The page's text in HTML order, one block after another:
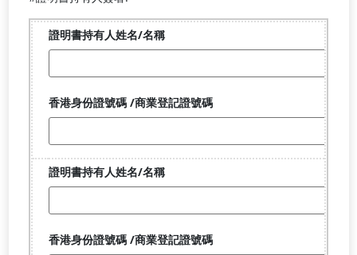
證
持
有
姓
名/
名
香
份
證
碼
/
商
證
持